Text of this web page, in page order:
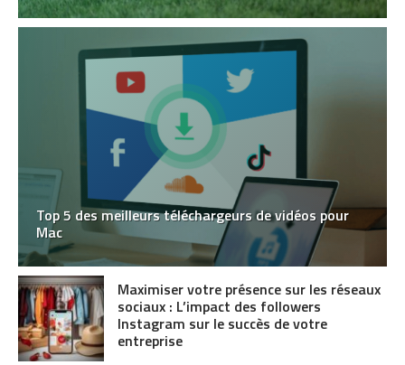
Top 5 des meilleurs téléchargeurs de vidéos pour
Mac
Maximiser votre présence sur les réseaux
sociaux : L’impact des followers
Instagram sur le succès de votre
entreprise